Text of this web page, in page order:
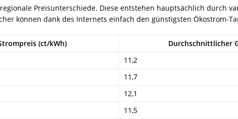
Preisunterschiede. Diese entstehen hauptsächlich durch
können dank des Internets einfach den günstigsten Ökostrom-
(ct/kWh)
Durchschnittlicher
11,2
11,7
12,1
11,5